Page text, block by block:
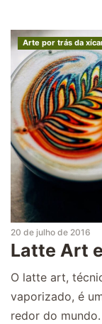
Arte por trás da
20 de julho de 2016
Latte Art
O latte art,
vaporizado, é
redor do